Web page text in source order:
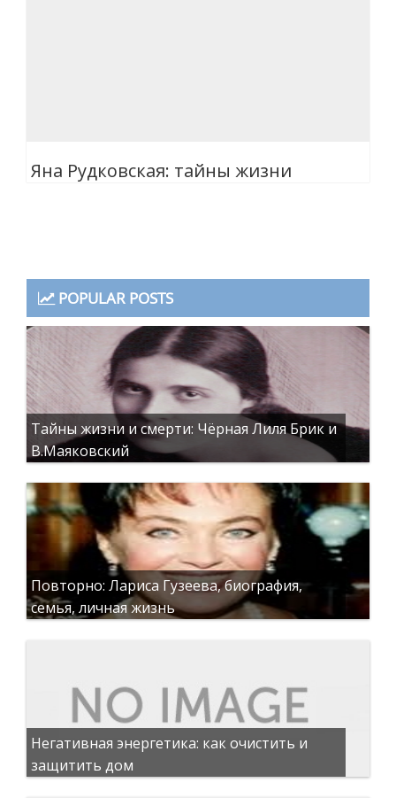
Яна Рудковская: тайны жизни
POPULAR POSTS
Тайны жизни и смерти: Чёрная Лиля Брик и
В.Маяковский
Повторно: Лариса Гузеева, биография,
семья, личная жизнь
Негативная энергетика: как очистить и
защитить дом